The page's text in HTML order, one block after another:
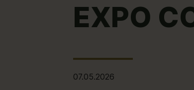
EXPO
07.05.2026